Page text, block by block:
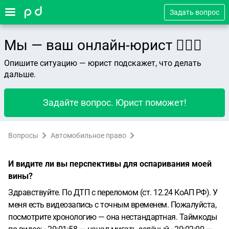
Задать вопрос
Мы — ваш онлайн-юрист 👨🏻‍⚖️
Опишите ситуацию — юрист подскажет, что делать
дальше.
Задайте вопрос. Юрист поможет!
Вопросы Автомобильное право
И видите ли вы перспективы для оспаривания моей
вины?
Здравствуйте. По ДТП с переломом (ст. 12.24 КоАП РФ). У
меня есть видеозапись с точным временем. Пожалуйста,
посмотрите хронологию — она нестандартная. Таймкоды